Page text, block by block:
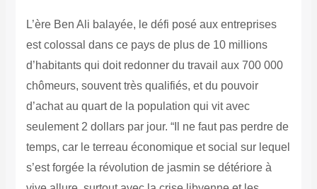
L’ère Ben Ali balayée, le défi posé aux entreprises
est colossal dans ce pays de plus de 10 millions
d’habitants qui doit redonner du travail aux 700 000
chômeurs, souvent très qualifiés, et du pouvoir
d’achat au quart de la population qui vit avec
seulement 2 dollars par jour. “Il ne faut pas perdre de
temps, car le terreau économique et social sur lequel
s’est forgée la révolution de jasmin se détériore à